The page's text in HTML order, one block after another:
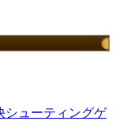
シューティングゲ